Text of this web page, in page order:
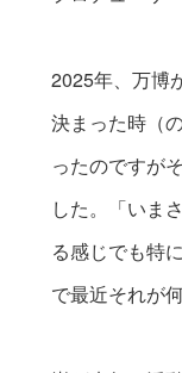
2025年、万博
決まった時（
ったのですが
した。
「いま
る感じでも特
で最近それが